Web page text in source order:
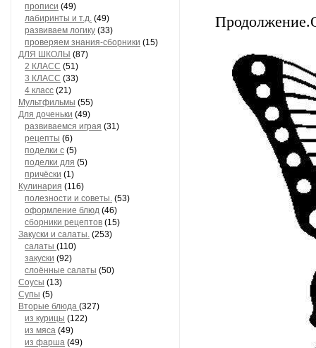
прописи (49)
лабиринты и т.д. (49)
развиваем логику (33)
проверяем знания-сборники (15)
ДЛЯ ШКОЛЫ (87)
2 КЛАСС (51)
3 КЛАСС (33)
4 класс (21)
Мультфильмы (55)
Для доченьки (49)
развиваемся играя (31)
рецепты (6)
поделки с (5)
поделки для (5)
причёски (1)
Кулинария (116)
полезности и советы. (53)
оформление блюд (46)
сборники рецептов (15)
Закуски и салаты. (253)
салаты (110)
закуски (92)
слоённые салаты (50)
Соусы (13)
Супы (5)
Вторые блюда (327)
из курицы (122)
из мяса (49)
из фарша (49)